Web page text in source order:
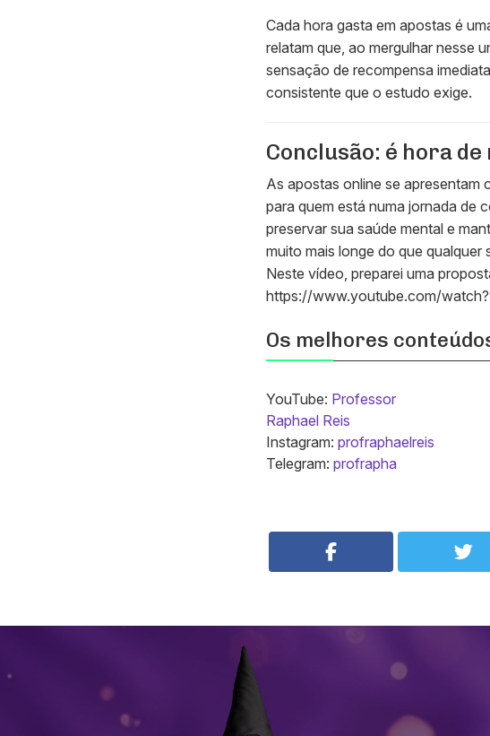
Cada hora gasta em apostas é
relatam que, ao mergulhar nesse
sensação de recompensa
consistente que o estudo exige.
Conclusão: é hora
As apostas online se apresentam
para quem está numa jornada de
preservar sua saúde mental e
muito mais longe do que qualquer
Neste vídeo, preparei uma
https://www.youtube.com/
Os melhores
YouTube: Professor
Raphael Reis
Instagram: profraphaelreis
Telegram: profrapha